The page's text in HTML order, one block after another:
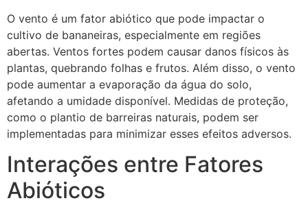
O vento é um fator abiótico que pode impactar o
cultivo de bananeiras, especialmente em regiões
abertas. Ventos fortes podem causar danos físicos às
plantas, quebrando folhas e frutos. Além disso, o vento
pode aumentar a evaporação da água do solo,
afetando a umidade disponível. Medidas de proteção,
como o plantio de barreiras naturais, podem ser
implementadas para minimizar esses efeitos adversos.
Interações entre Fatores
Abióticos